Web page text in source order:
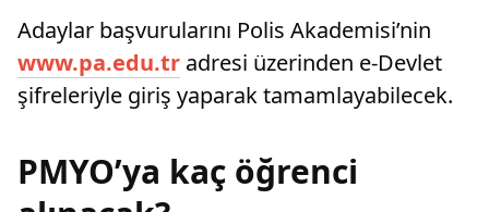
Adaylar başvurularını Polis Akademisi’nin
www.pa.edu.tr adresi üzerinden e-Devlet
şifreleriyle giriş yaparak tamamlayabilecek.
PMYO’ya kaç öğrenci